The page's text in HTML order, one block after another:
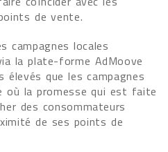
de vente.
campagnes locales
la plate-forme AdMoove
élevés que les campagnes
où la promesse qui est faite
des consommateurs
de ses points de